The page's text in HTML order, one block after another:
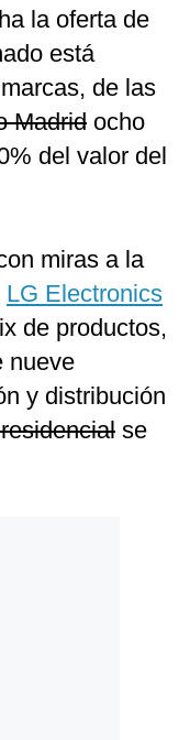
la oferta de
está
de las
Madrid ocho
del valor del
miras a la
LG Electronics
de productos,
nueve
y distribución
se